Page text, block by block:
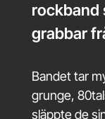
rockband
grabbar
Bandet tar
grunge,
släppte de